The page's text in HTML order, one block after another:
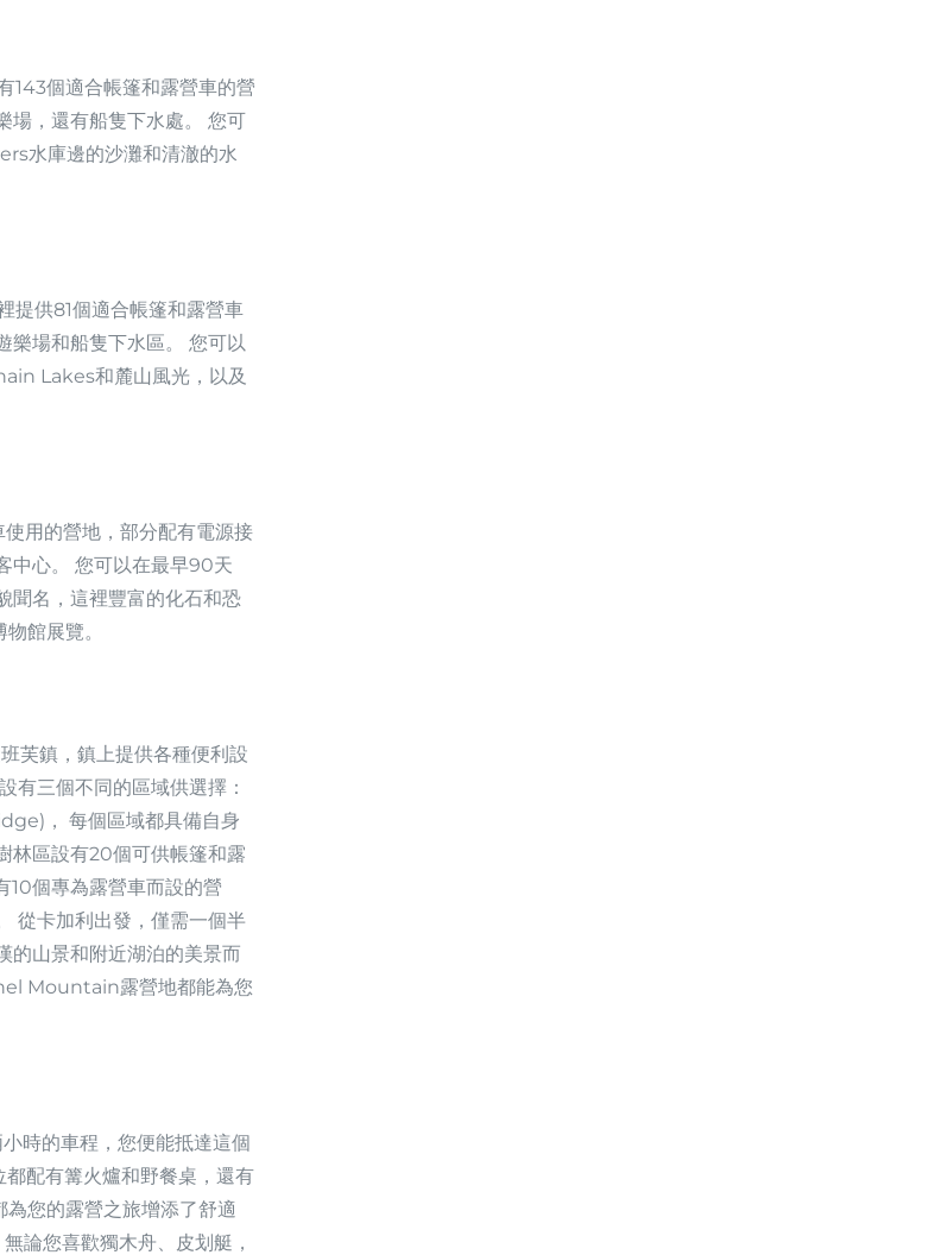
143個適合帳篷和露營車的營
場，還有船隻下水處。 您可
水庫邊的沙灘和清澈的水
提供81個適合帳篷和露營車
樂場和船隻下水區。 您可以
Lakes和麓山風光，以及
用的營地，部分配有電源接
中心。 您可以在最早90天
聞名，這裡豐富的化石和恐
館展覽。
芙鎮，鎮上提供各種便利設
有三個不同的區域供選擇：
， 每個區域都具備自身
林區設有20個可供帳篷和露
10個專為露營車而設的營
從卡加利出發，僅需一個半
的山景和附近湖泊的美景而
Mountain露營地都能為您
時的車程，您便能抵達這個
配有篝火爐和野餐桌，還有
您的露營之旅增添了舒適
論您喜歡獨木舟、皮划艇，